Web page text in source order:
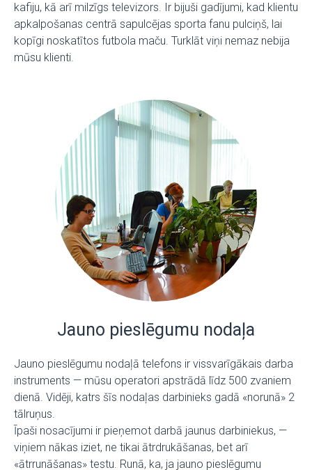
kafiju, kā arī milzīgs televizors. Ir bijuši gadījumi, kad klientu
apkalpošanas centrā sapulcējas sporta fanu pulciņš, lai
kopīgi noskatītos futbola maču. Turklāt viņi nemaz nebija
mūsu klienti.
Jauno pieslēgumu nodaļa
Jauno pieslēgumu nodaļā telefons ir vissvarīgākais darba
instruments — mūsu operatori apstrādā līdz 500 zvaniem
dienā. Vidēji, katrs šīs nodaļas darbinieks gadā «norunā» 2
tālruņus.
Īpaši nosacījumi ir pieņemot darbā jaunus darbiniekus, —
viņiem nākas iziet, ne tikai ātrdrukāšanas, bet arī
«ātrrunāšanas» testu. Runā, ka, ja jauno pieslēgumu